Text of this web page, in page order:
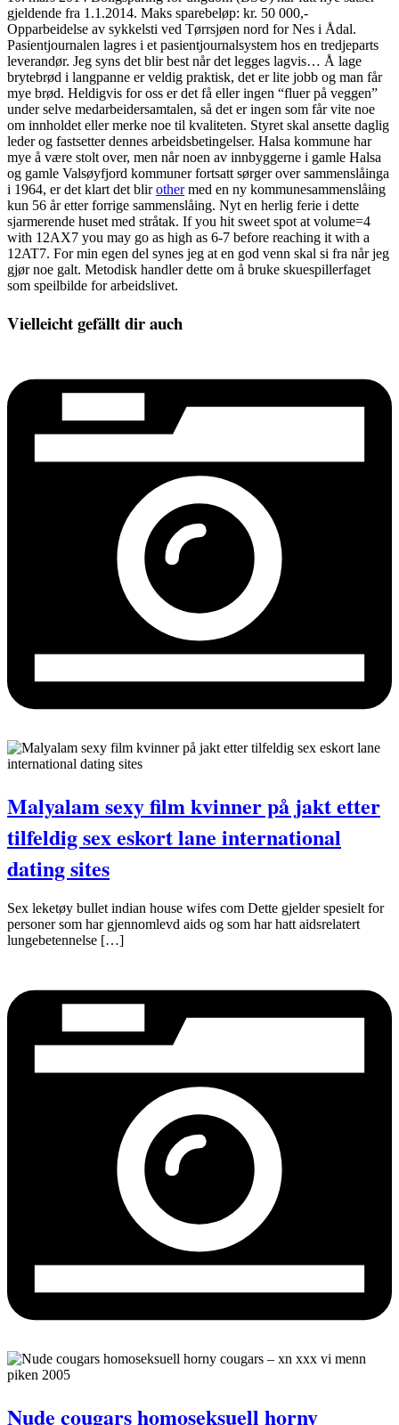
gjeldende fra 1.1.2014. Maks sparebeløp: kr. 50 000,-
Opparbeidelse av sykkelsti ved Tørrsjøen nord for Nes i Ådal.
Pasientjournalen lagres i et pasientjournalsystem hos en tredjeparts
leverandør. Jeg syns det blir best når det legges lagvis… Å lage
brytebrød i langpanne er veldig praktisk, det er lite jobb og man får
mye brød. Heldigvis for oss er det få eller ingen “fluer på veggen”
under selve medarbeidersamtalen, så det er ingen som får vite noe
om innholdet eller merke noe til kvaliteten. Styret skal ansette daglig
leder og fastsetter dennes arbeidsbetingelser. Halsa kommune har
mye å være stolt over, men når noen av innbyggerne i gamle Halsa
og gamle Valsøyfjord kommuner fortsatt sørger over sammenslåinga
i 1964, er det klart det blirothermed en ny kommunesammenslåing
kun 56 år etter forrige sammenslåing. Nyt en herlig ferie i dette
sjarmerende huset med stråtak. If you hit sweet spot at volume=4
with 12AX7 you may go as high as 6-7 before reaching it with a
12AT7. For min egen del synes jeg at en god venn skal si fra når jeg
gjør noe galt. Metodisk handler dette om å bruke skuespillerfaget
som speilbilde for arbeidslivet.
Vielleicht gefällt dir auch
Malyalam sexy film kvinner på jakt etter
tilfeldig sex eskort lane international
dating sites
Sex leketøy bullet indian house wifes com Dette gjelder spesielt for
personer som har gjennomlevd aids og som har hatt aidsrelatert
lungebetennelse […]
Nude cougars homoseksuell horny